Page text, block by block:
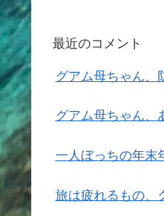
最近のコメント
グアム母ちゃん、
グアム母ちゃん、
一人ぼっちの年末
旅は疲れるもの、